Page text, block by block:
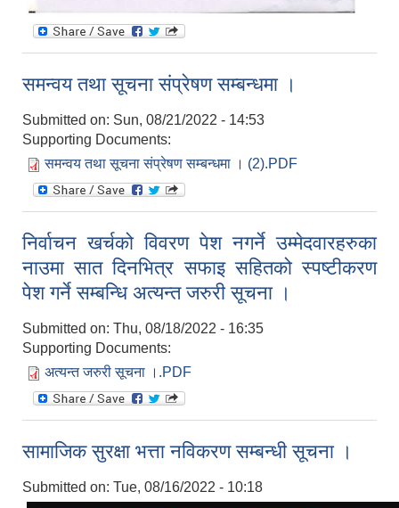
समन्वय तथा सूचना संप्रेषण सम्बन्धमा ।
Submitted on: Sun, 08/21/2022 - 14:53
Supporting Documents:
समन्वय तथा सूचना संप्रेषण सम्बन्धमा । (2).PDF
निर्वाचन खर्चको विवरण पेश नगर्ने उम्मेदवारहरुका
नाउमा सात दिनभित्र सफाइ सहितको स्पष्टीकरण
पेश गर्ने सम्बन्धि अत्यन्त जरुरी सूचना ।
Submitted on: Thu, 08/18/2022 - 16:35
Supporting Documents:
अत्यन्त जरुरी सूचना ।.PDF
सामाजिक सुरक्षा भत्ता नविकरण सम्बन्धी सूचना ।
Submitted on: Tue, 08/16/2022 - 10:18